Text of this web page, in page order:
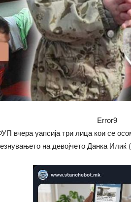
Error9
вчера уапсија три лица кои се
на девојчето Данка Илиќ